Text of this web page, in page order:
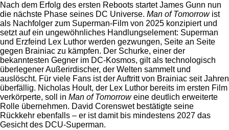
Nach dem Erfolg des ersten Reboots startet James Gunn nun
die nächste Phase seines DC Universe. Man of Tomorrowist
als Nachfolger zum Superman-Film von 2025 konzipiert und
setzt auf ein ungewöhnliches Handlungselement: Superman
und Erzfeind Lex Luthor werden gezwungen, Seite an Seite
gegen Brainiac zu kämpfen. Der Schurke, einer der
bekanntesten Gegner im DC-Kosmos, gilt als technologisch
überlegener Außerirdischer, der Welten sammelt und
auslöscht. Für viele Fans ist der Auftritt von Brainiac seit Jahren
überfällig. Nicholas Hoult, der Lex Luthor bereits im ersten Film
verkörperte, soll in Man of Tomorroweine deutlich erweiterte
Rolle übernehmen. David Corenswet bestätigte seine
Rückkehr ebenfalls – er ist damit bis mindestens 2027 das
Gesicht des DCU-Superman.